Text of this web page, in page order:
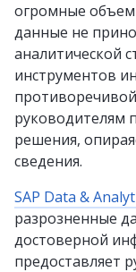
огромные
данные не
аналитической
инструментов
руководителям
решения,
сведения.
SAP Data &
разрозненные
достоверной
предоставляет